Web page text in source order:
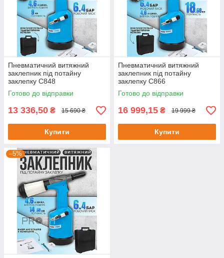
Пневматичний витяжний
заклепник під потайну
заклепку C848
Готово до відправки
13 336,50 ₴ 15 690 ₴
Купити
Пневматичний витяжний
заклепник під потайну
заклепку C866
Готово до відправки
16 999,15 ₴ 19 999 ₴
Купити
–5%